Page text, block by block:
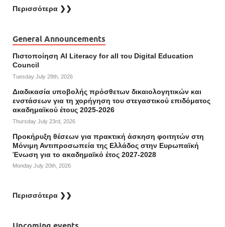
Περισσότερα ❯❯
General Announcements
Πιστοποίηση AI Literacy for all του Digital Education
Council
Tuesday July 28th, 2026
Διαδικασία υποβολής πρόσθετων δικαιολογητικών και
ενστάσεων για τη χορήγηση του στεγαστικού επιδόματος
ακαδημαϊκού έτους 2025-2026
Thursday July 23rd, 2026
Προκήρυξη θέσεων για πρακτική άσκηση φοιτητών στη
Μόνιμη Αντιπροσωπεία της Ελλάδος στην Ευρωπαϊκή
Ένωση για το ακαδημαϊκό έτος 2027-2028
Monday July 20th, 2026
Περισσότερα ❯❯